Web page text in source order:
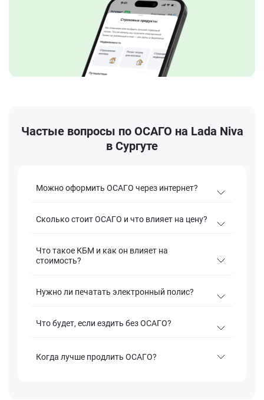
Частые вопросы по ОСАГО на Lada Niva
в Сургуте
Можно оформить ОСАГО через интернет?
Сколько стоит ОСАГО и что влияет на цену?
Что такое КБМ и как он влияет на
стоимость?
Нужно ли печатать электронный полис?
Что будет, если ездить без ОСАГО?
Когда лучше продлить ОСАГО?